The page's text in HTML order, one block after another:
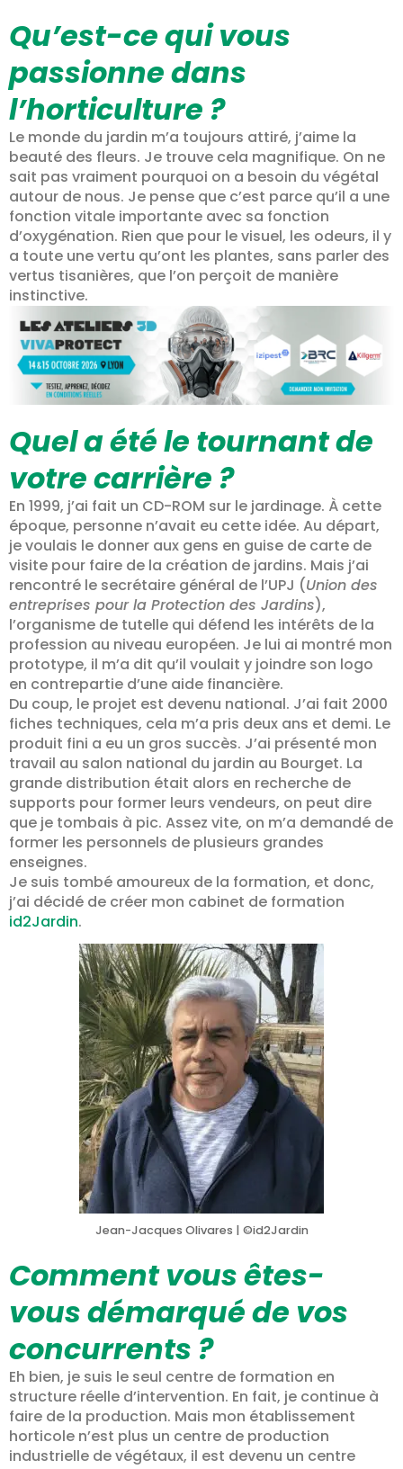
Qu’est-ce qui vous
passionne dans
l’horticulture ?
Le monde du jardin m’a toujours attiré, j’aime la
beauté des fleurs. Je trouve cela magnifique. On ne
sait pas vraiment pourquoi on a besoin du végétal
autour de nous. Je pense que c’est parce qu’il a une
fonction vitale importante avec sa fonction
d’oxygénation. Rien que pour le visuel, les odeurs, il y
a toute une vertu qu’ont les plantes, sans parler des
vertus tisanières, que l’on perçoit de manière
instinctive.
Quel a été le tournant de
votre carrière ?
En 1999, j’ai fait un CD-ROM sur le jardinage. À cette
époque, personne n’avait eu cette idée. Au départ,
je voulais le donner aux gens en guise de carte de
visite pour faire de la création de jardins. Mais j’ai
rencontré le secrétaire général de l’UPJ (Union des
entreprises pour la Protection des Jardins),
l’organisme de tutelle qui défend les intérêts de la
profession au niveau européen. Je lui ai montré mon
prototype, il m’a dit qu’il voulait y joindre son logo
en contrepartie d’une aide financière.
Du coup, le projet est devenu national. J’ai fait 2000
fiches techniques, cela m’a pris deux ans et demi. Le
produit fini a eu un gros succès. J’ai présenté mon
travail au salon national du jardin au Bourget. La
grande distribution était alors en recherche de
supports pour former leurs vendeurs, on peut dire
que je tombais à pic. Assez vite, on m’a demandé de
former les personnels de plusieurs grandes
enseignes.
Je suis tombé amoureux de la formation, et donc,
j’ai décidé de créer mon cabinet de formation
id2Jardin.
Jean-Jacques Olivares | ©id2Jardin
Comment vous êtes-
vous démarqué de vos
concurrents ?
Eh bien, je suis le seul centre de formation en
structure réelle d’intervention. En fait, je continue à
faire de la production. Mais mon établissement
horticole n’est plus un centre de production
industrielle de végétaux, il est devenu un centre